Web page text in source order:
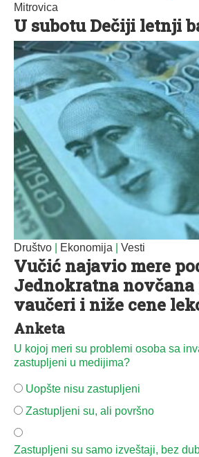
Mitrovica
U subotu Dečiji letnji
Društvo Ekonomija Vesti
Vučić najavio mere
Jednokratna novčana
vaučeri i niže cene
Anketa
U kojoj meri su problemi osoba sa
zastupljeni u medijima?
Uopšte nisu zastupljeni
Zastupljeni su, ali površno
Zastupljeni su samo izveštaji, bez